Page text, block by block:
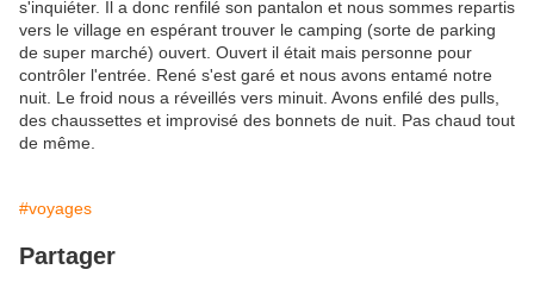
s'inquiéter. Il a donc renfilé son pantalon et nous sommes repartis
vers le village en espérant trouver le camping (sorte de parking
de super marché) ouvert. Ouvert il était mais personne pour
contrôler l'entrée. René s'est garé et nous avons entamé notre
nuit. Le froid nous a réveillés vers minuit. Avons enfilé des pulls,
des chaussettes et improvisé des bonnets de nuit. Pas chaud tout
de même.
#voyages
Partager